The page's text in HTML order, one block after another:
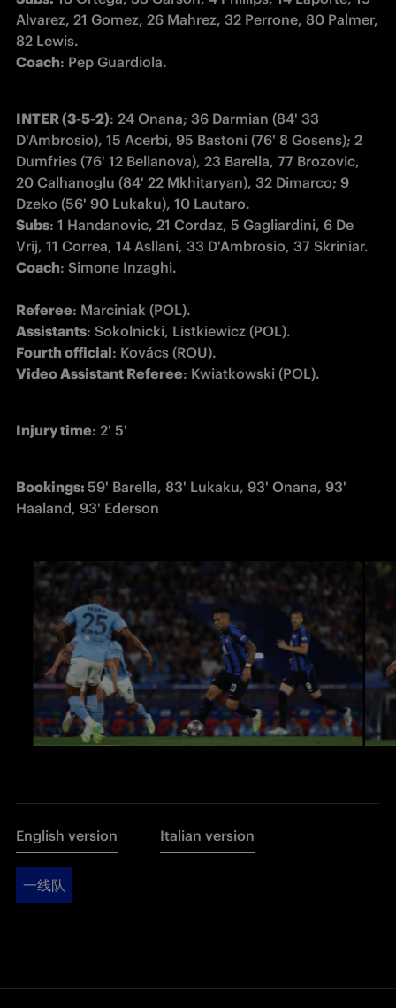
Alvarez, 21 Gomez, 26 Mahrez, 32 Perrone, 80 Palmer,
Coach: Pep Guardiola.
INTER (3-5-2): 24 Onana; 36 Darmian (84' 33
D'Ambrosio), 15 Acerbi, 95 Bastoni (76' 8 Gosens); 2
Dumfries (76' 12 Bellanova), 23 Barella, 77 Brozovic,
20 Calhanoglu (84' 22 Mkhitaryan), 32 Dimarco; 9
Subs: 1 Handanovic, 21 Cordaz, 5 Gagliardini, 6 De
Coach: Simone Inzaghi.
Referee
Assistants
Fourth official
Video Assistant Referee: Kwiatkowski (POL).
Injury time: 2' 5'
Bookings: 59' Barella, 83' Lukaku, 93' Onana, 93'
Haaland, 93' Ederson
English version Italian version
一线队